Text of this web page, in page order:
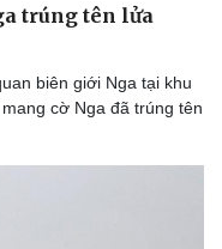
trúng tên lửa
biên giới Nga tại khu
cờ Nga đã trúng tên